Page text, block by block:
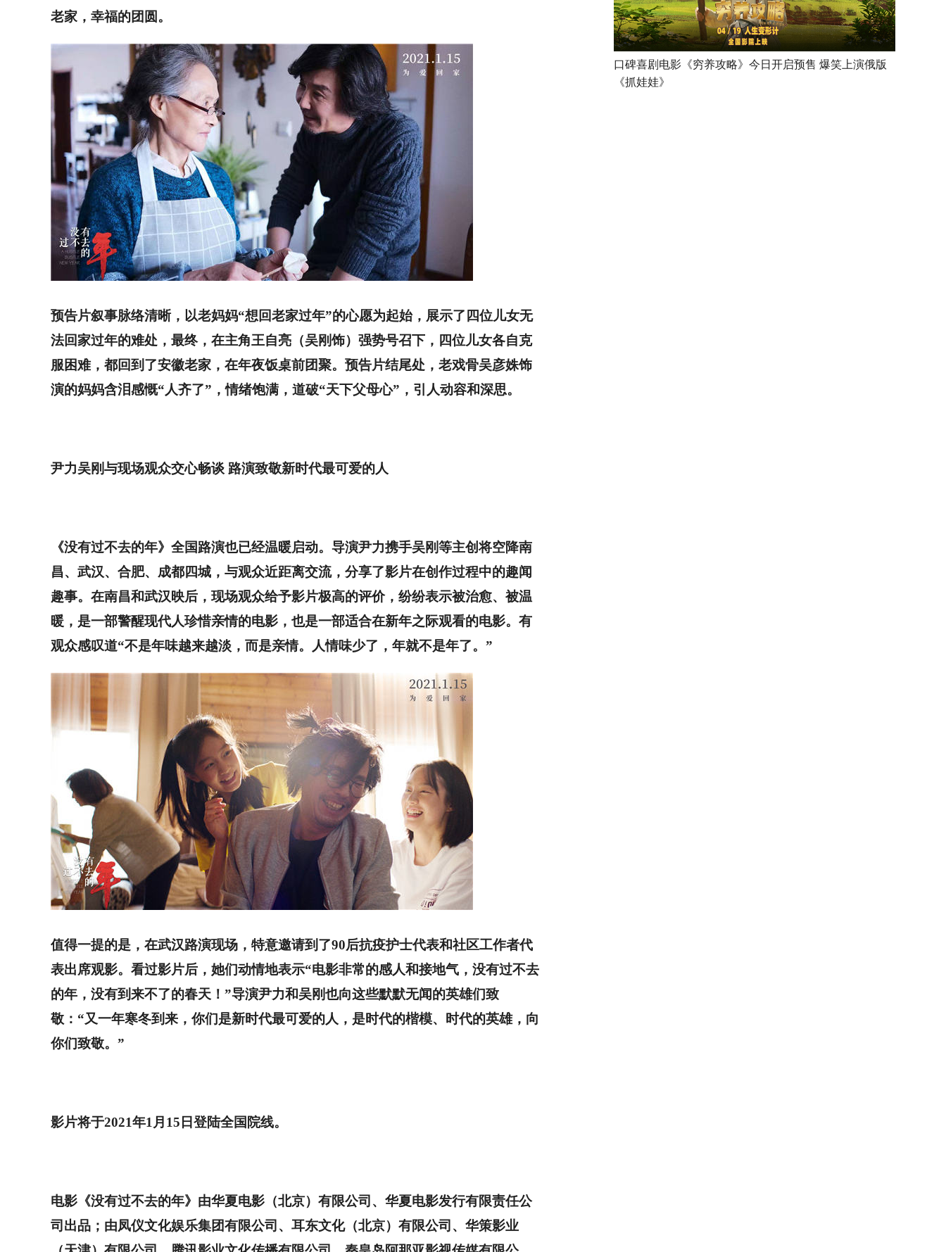
老家，幸福的团圆。
预告片叙事脉络清晰，以老妈妈“想回老家过年”的心愿为起始，展示了四位儿女无
法回家过年的难处，最终，在主角王自亮（吴刚饰）强势号召下，四位儿女各自克
服困难，都回到了安徽老家，在年夜饭桌前团聚。预告片结尾处，老戏骨吴彦姝饰
演的妈妈含泪感慨“人齐了” ，情绪饱满，道破“天下父母心” ，引人动容和深思。
尹力吴刚与现场观众交心畅谈 路演致敬新时代最可爱的人
《没有过不去的年》全国路演也已经温暖启动。导演尹力携手吴刚等主创将空降南
昌、武汉、合肥、成都四城，与观众近距离交流，分享了影片在创作过程中的趣闻
趣事。在南昌和武汉映后，现场观众给予影片极高的评价，纷纷表示被治愈、被温
暖，是一部警醒现代人珍惜亲情的电影，也是一部适合在新年之际观看的电影。有
观众感叹道“不是年味越来越淡，而是亲情。人情味少了，年就不是年了。 ”
值得一提的是，在武汉路演现场，特意邀请到了90后抗疫护士代表和社区工作者代
表出席观影。看过影片后，她们动情地表示“电影非常的感人和接地气，没有过不去
的年，没有到来不了的春天！ ”导演尹力和吴刚也向这些默默无闻的英雄们致
敬： “又一年寒冬到来，你们是新时代最可爱的人，是时代的楷模、时代的英雄，向
你们致敬。 ”
影片将于2021年1 月 15 日登陆全国院线。
电影《没有过不去的年》由华夏电影（北京）有限公司、华夏电影发行有限责任公
司出品；由凤仪文化娱乐集团有限公司、耳东文化（北京）有限公司、华策影业
口碑喜剧电影《穷养攻略》今日开启预售 爆笑上演俄版
《抓娃娃》